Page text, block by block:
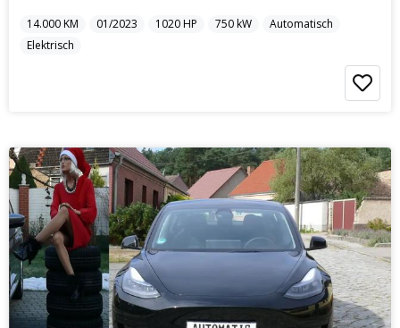
14.000KM 01/2023 1020HP 750kW
Automatisch
Elektrisch